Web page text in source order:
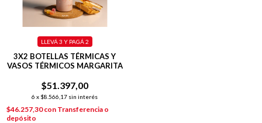
3X2 BOTELLAS TÉRMICAS Y
VASOS TÉRMICOS MARGARITA
$51.397,00
6 x $8.566,17 sin interés
LLEVÁ 3 Y PAGÁ 2
$46.257,30con Transferencia o
depósito